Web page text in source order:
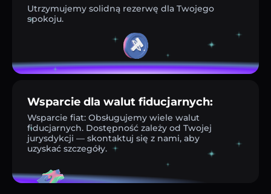
Utrzymujemy solidną rezerwę dla Twojego
spokoju.
Wsparcie dla walut fiducjarnych:
Wsparcie fiat: Obsługujemy wiele walut
fiducjarnych. Dostępność zależy od Twojej
jurysdykcji — skontaktuj się z nami, aby
uzyskać szczegóły.